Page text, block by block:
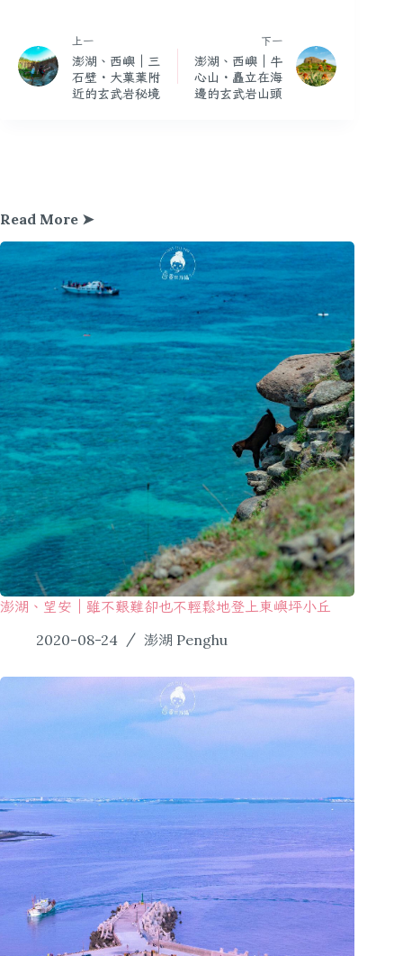
上一
澎湖、西嶼｜三
石壁・大菓葉附
近的玄武岩秘境
下一
澎湖、西嶼｜牛
心山・矗立在海
邊的玄武岩山頭
Read More ➤
澎湖、望安｜雖不艱難卻也不輕鬆地登上東嶼坪小丘
2020-08-24
澎湖 Penghu